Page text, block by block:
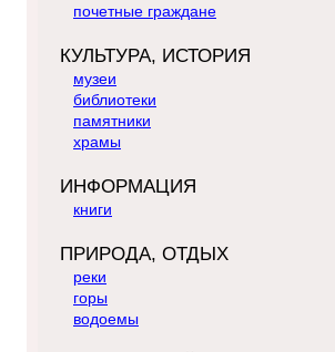
почетные граждане
КУЛЬТУРА, ИСТОРИЯ
музеи
библиотеки
памятники
храмы
ИНФОРМАЦИЯ
книги
ПРИРОДА, ОТДЫХ
реки
горы
водоемы